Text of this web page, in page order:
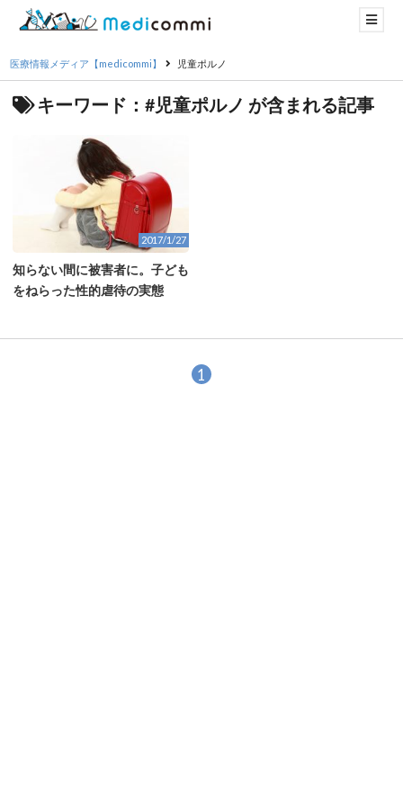
医療情報メディア【medicommi】 児童ポルノ
キーワード：#児童ポルノ が含まれる記事
2017/1/27
知らない間に被害者に。子ども
をねらった性的虐待の実態
1